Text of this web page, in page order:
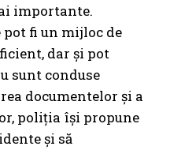
importante.
pot fi un mijloc de
dar și pot
sunt conduse
documentelor și a
poliția își propune
și să